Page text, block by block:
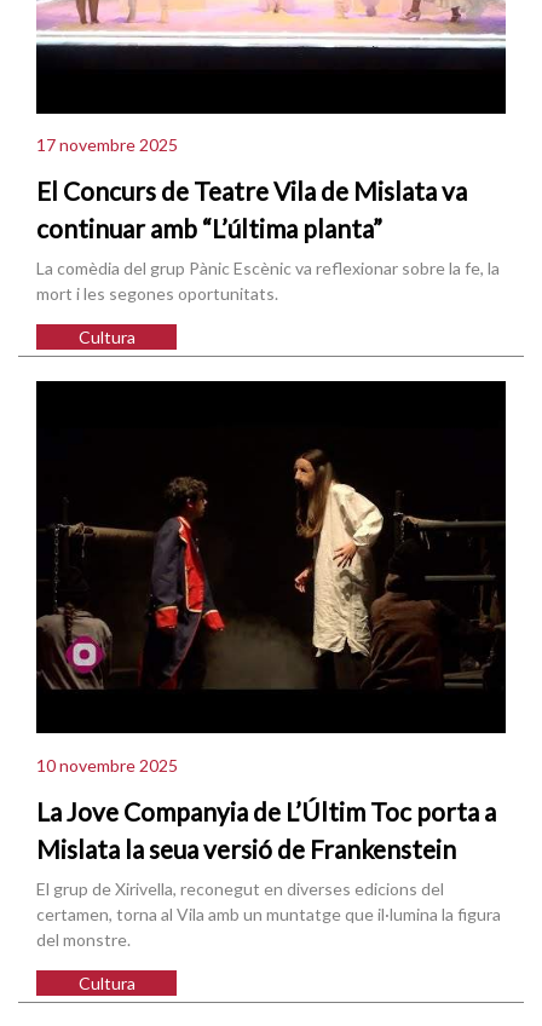
17 novembre 2025
El Concurs de Teatre Vila de Mislata va
continuar amb “L’última planta”
La comèdia del grup Pànic Escènic va reflexionar sobre la fe, la
mort i les segones oportunitats.
Cultura
10 novembre 2025
La Jove Companyia de L’Últim Toc porta a
Mislata la seua versió de Frankenstein
El grup de Xirivella, reconegut en diverses edicions del
certamen, torna al Vila amb un muntatge que il·lumina la figura
del monstre.
Cultura